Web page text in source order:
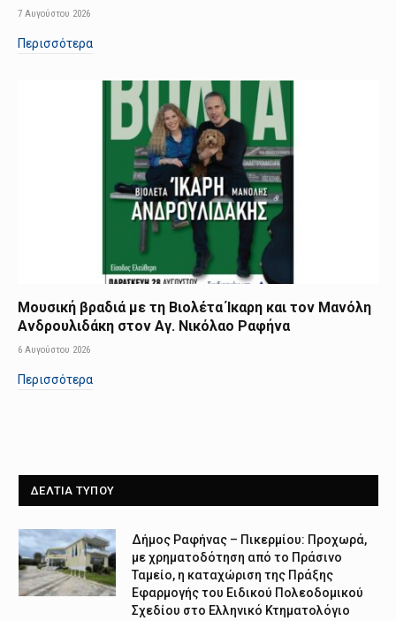
7 Αυγούστου 2026
Περισσότερα
Μουσική βραδιά με τη Βιολέτα Ίκαρη και τον Μανόλη
Ανδρουλιδάκη στον Αγ. Νικόλαο Ραφήνα
6 Αυγούστου 2026
Περισσότερα
ΔΕΛΤΙΑ ΤΥΠΟΥ
Δήμος Ραφήνας – Πικερμίου: Προχωρά,
με χρηματοδότηση από το Πράσινο
Ταμείο, η καταχώριση της Πράξης
Εφαρμογής του Ειδικού Πολεοδομικού
Σχεδίου στο Ελληνικό Κτηματολόγιο